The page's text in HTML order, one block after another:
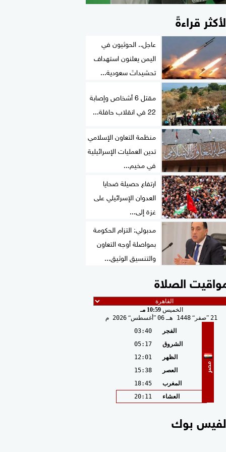
قراءةً
عاجل.. الحوثيون في
اليمن يعلنون استهداف
تحشيداتَ سعودية...
مقتل 6 أشخاص وإصابة
22 في انقلاب حافلة...
منظمة التعاون الإسلامي
تدين العمليات الإسرائيلية
في مخيم...
ارتفاع حصيلة ضحايا
العدوان الإسرائيلي على
غزة إلى...
مدبولي: التزام الحكومة
بمواصلة أوجه التعاون
والتنسيق الوثيق...
الصلاة
الخميس10:59 مـ
21 صفر 1448 هـ 06 أغسطس 2026 م
مصر
الفجر
03:40
الشروق
05:17
الظهر
12:01
العصر
15:38
المغرب
18:45
العشاء
20:11
بوك